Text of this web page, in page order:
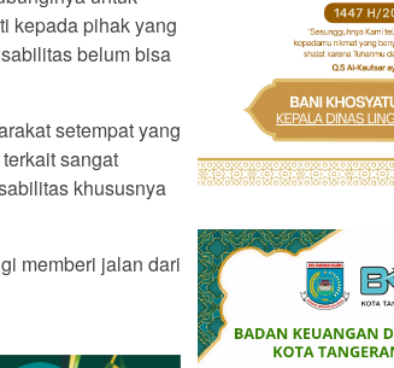
kepada pihak yang
belum bisa
setempat yang
sangat
khususnya
memberi jalan dari